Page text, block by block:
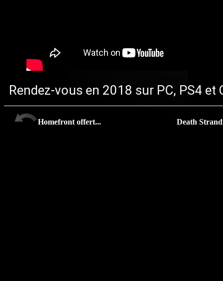
Rendez-vous en 2018 sur PC, PS4 et
Homefront offert... Death